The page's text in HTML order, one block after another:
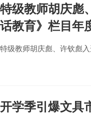
特级教师胡庆彪
话教育》栏目年
特级教师胡庆彪、许钦彪入
开学季引爆文具